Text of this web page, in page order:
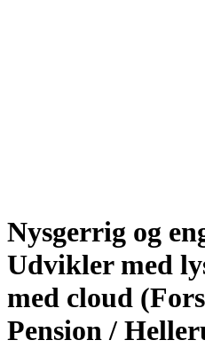
Nysgerrig og
Udvikler med
med cloud
Pension /